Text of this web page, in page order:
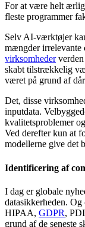
For at være helt
fleste programmer
Selv AI-værktøjer
mængder irrelevante
virksomhederverden
skabt tilstrækkelig
været på grund af
Det, disse
inputdata.
kvalitetsproblemer
Ved derefter kun at
modellerne give det
Identificering af
I dag er globale
datasikkerheden.
HIPAA, GDPR,
grund af de seneste